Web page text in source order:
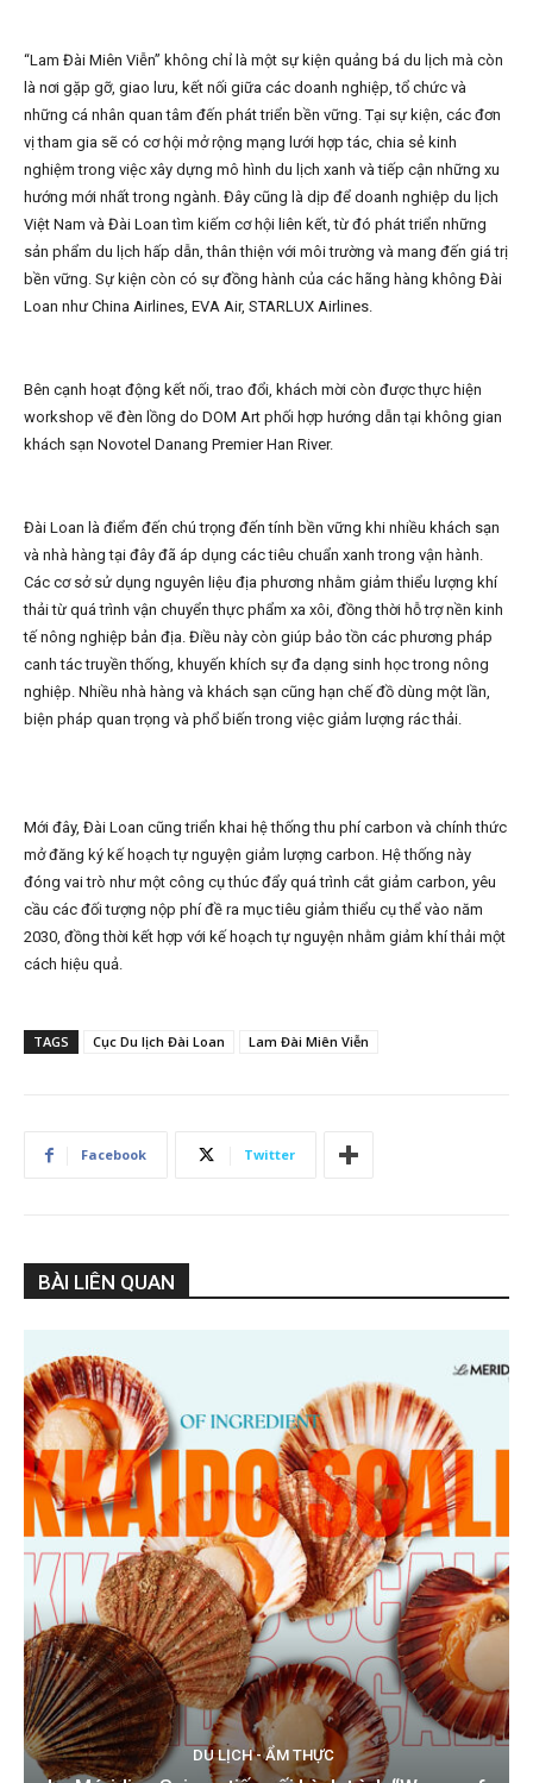
“Lam Đài Miên Viễn” không chỉ là một sự kiện quảng bá du lịch mà còn
là nơi gặp gỡ, giao lưu, kết nối giữa các doanh nghiệp, tổ chức và
những cá nhân quan tâm đến phát triển bền vững. Tại sự kiện, các đơn
vị tham gia sẽ có cơ hội mở rộng mạng lưới hợp tác, chia sẻ kinh
nghiệm trong việc xây dựng mô hình du lịch xanh và tiếp cận những xu
hướng mới nhất trong ngành. Đây cũng là dịp để doanh nghiệp du lịch
Việt Nam và Đài Loan tìm kiếm cơ hội liên kết, từ đó phát triển những
sản phẩm du lịch hấp dẫn, thân thiện với môi trường và mang đến giá trị
bền vững. Sự kiện còn có sự đồng hành của các hãng hàng không Đài
Loan như China Airlines, EVA Air, STARLUX Airlines.
Bên cạnh hoạt động kết nối, trao đổi, khách mời còn được thực hiện
workshop vẽ đèn lồng do DOM Art phối hợp hướng dẫn tại không gian
khách sạn Novotel Danang Premier Han River.
Đài Loan là điểm đến chú trọng đến tính bền vững khi nhiều khách sạn
và nhà hàng tại đây đã áp dụng các tiêu chuẩn xanh trong vận hành.
Các cơ sở sử dụng nguyên liệu địa phương nhằm giảm thiểu lượng khí
thải từ quá trình vận chuyển thực phẩm xa xôi, đồng thời hỗ trợ nền kinh
tế nông nghiệp bản địa. Điều này còn giúp bảo tồn các phương pháp
canh tác truyền thống, khuyến khích sự đa dạng sinh học trong nông
nghiệp. Nhiều nhà hàng và khách sạn cũng hạn chế đồ dùng một lần,
biện pháp quan trọng và phổ biến trong việc giảm lượng rác thải.
Mới đây, Đài Loan cũng triển khai hệ thống thu phí carbon và chính thức
mở đăng ký kế hoạch tự nguyện giảm lượng carbon. Hệ thống này
đóng vai trò như một công cụ thúc đẩy quá trình cắt giảm carbon, yêu
cầu các đối tượng nộp phí đề ra mục tiêu giảm thiểu cụ thể vào năm
2030, đồng thời kết hợp với kế hoạch tự nguyện nhằm giảm khí thải một
cách hiệu quả.
TAGS Cục Du lịch Đài Loan Lam Đài Miên Viễn
Facebook Twitter
BÀI LIÊN QUAN
DU LỊCH - ẨM THỰC